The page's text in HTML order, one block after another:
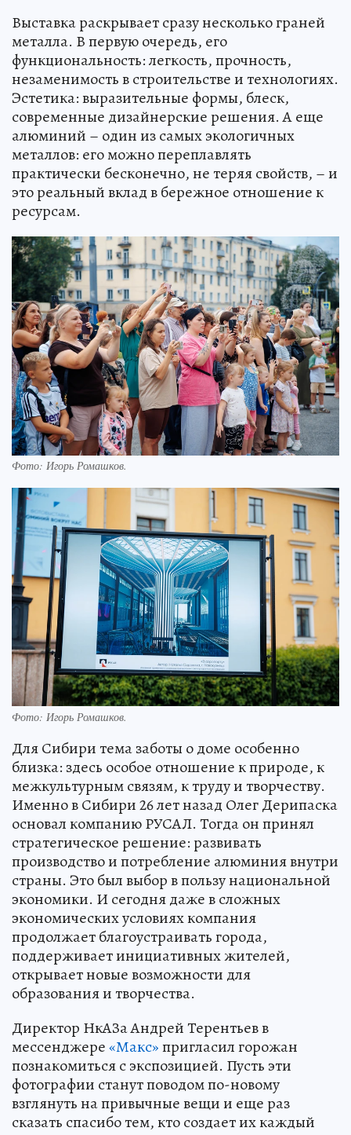
Выставка раскрывает сразу несколько граней
металла. В первую очередь, его
функциональность: легкость, прочность,
незаменимость в строительстве и технологиях.
Эстетика: выразительные формы, блеск,
современные дизайнерские решения. А еще
алюминий – один из самых экологичных
металлов: его можно переплавлять
практически бесконечно, не теряя свойств, – и
это реальный вклад в бережное отношение к
ресурсам.
Фото: Игорь Ромашков.
Фото: Игорь Ромашков.
Для Сибири тема заботы о доме особенно
близка: здесь особое отношение к природе, к
межкультурным связям, к труду и творчеству.
Именно в Сибири 26 лет назад Олег Дерипаска
основал компанию РУСАЛ. Тогда он принял
стратегическое решение: развивать
производство и потребление алюминия внутри
страны. Это был выбор в пользу национальной
экономики. И сегодня даже в сложных
экономических условиях компания
продолжает благоустраивать города,
поддерживает инициативных жителей,
открывает новые возможности для
образования и творчества.
Директор НкАЗа Андрей Терентьев в
мессенджере«Макс»пригласил горожан
познакомиться с экспозицией. Пусть эти
фотографии станут поводом по-новому
взглянуть на привычные вещи и еще раз
сказать спасибо тем, кто создает их каждый